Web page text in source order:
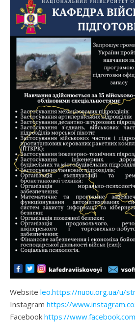
Website leo.https://nuou.org.ua/u/
Instagram https://
Facebook https://